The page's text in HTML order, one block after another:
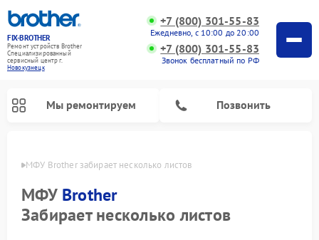
FIX-BROTHER
Ремонт устройств Brother
Специализированный
cервисный центр г.
Новокузнецк
+7 (800) 301-55-83
Ежедневно, с 10:00 до 20:00
+7 (800) 301-55-83
Звонок бесплатный по РФ
Мы ремонтируем Позвонить
МФУ Brother забирает несколько листов
МФУ Brother
Забирает несколько листов